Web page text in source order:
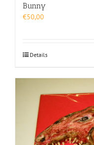
Bunny
€50,00
Details